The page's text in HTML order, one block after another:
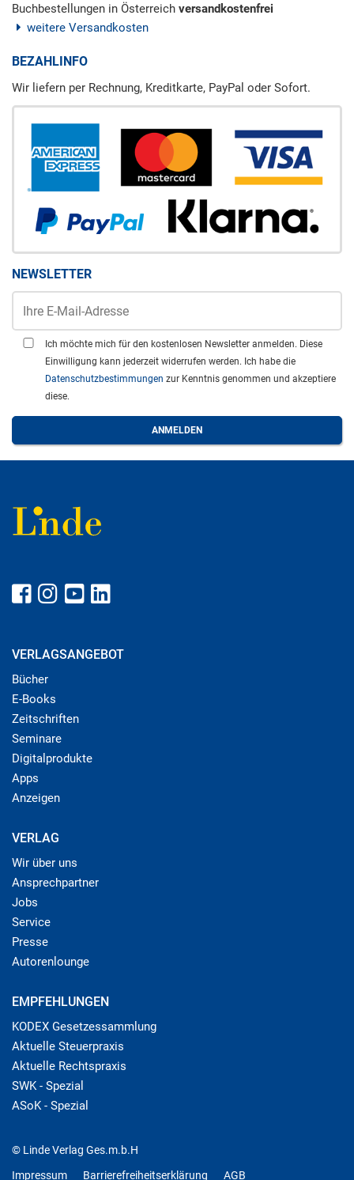
Buchbestellungen in Österreich versandkostenfrei
weitere Versandkosten
BEZAHLINFO
Wir liefern per Rechnung, Kreditkarte, PayPal oder Sofort.
NEWSLETTER
Ich möchte mich für den kostenlosen Newsletter anmelden. Diese
Einwilligung kann jederzeit widerrufen werden. Ich habe die
Datenschutzbestimmungen zur Kenntnis genommen und akzeptiere
diese.
VERLAGSANGEBOT
Bücher
E-Books
Zeitschriften
Seminare
Digitalprodukte
Apps
Anzeigen
VERLAG
Wir über uns
Ansprechpartner
Jobs
Service
Presse
Autorenlounge
EMPFEHLUNGEN
KODEX Gesetzessammlung
Aktuelle Steuerpraxis
Aktuelle Rechtspraxis
SWK - Spezial
ASoK - Spezial
© Linde Verlag Ges.m.b.H
Impressum
Barrierefreiheitserklärung AGB